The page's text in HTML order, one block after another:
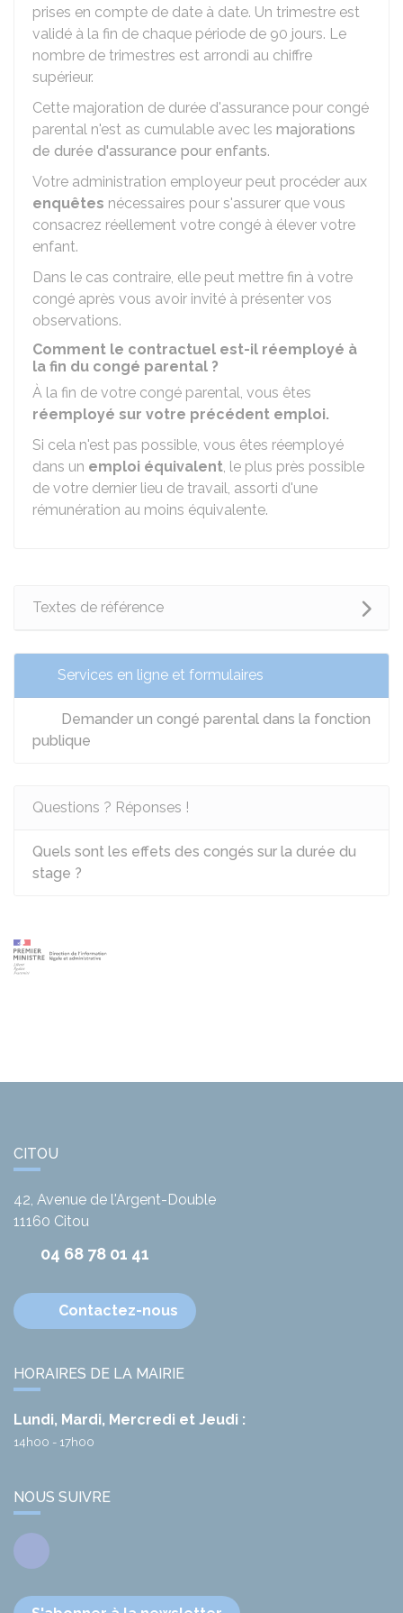
prises en compte de date à date. Un trimestre est
validé à la fin de chaque période de 90 jours. Le
nombre de trimestres est arrondi au chiffre
supérieur.
Cette majoration de durée d'assurance pour congé
parental n'est as cumulable avec les majorations
de durée d'assurance pour enfants.
Votre administration employeur peut procéder aux
enquêtes nécessaires pour s'assurer que vous
consacrez réellement votre congé à élever votre
enfant.
Dans le cas contraire, elle peut mettre fin à votre
congé après vous avoir invité à présenter vos
observations.
Comment le contractuel est-il réemployé à
la fin du congé parental ?
À la fin de votre congé parental, vous êtes
réemployé sur votre précédent emploi.
Si cela n'est pas possible, vous êtes réemployé
dans un emploi équivalent, le plus près possible
de votre dernier lieu de travail, assorti d'une
rémunération au moins équivalente.
Textes de référence
Services en ligne et formulaires
Demander un congé parental dans la fonction
publique
Questions ? Réponses !
Quels sont les effets des congés sur la durée du
stage ?
CITOU
42, Avenue de l'Argent-Double
11160 Citou
04 68 78 01 41
Contactez-nous
HORAIRES DE LA MAIRIE
Lundi, Mardi, Mercredi et Jeudi :
14h00 - 17h00
NOUS SUIVRE
Facebook